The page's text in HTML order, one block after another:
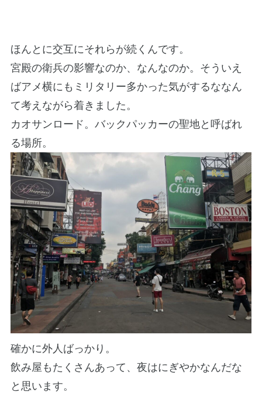
ほんとに交互にそれらが続くんです。
宮殿の衛兵の影響なのか、なんなのか。そういえ
ばアメ横にもミリタリー多かった気がするななん
て考えながら着きました。
カオサンロード。バックパッカーの聖地と呼ばれ
る場所。
確かに外人ばっかり。
飲み屋もたくさんあって、夜はにぎやかなんだな
と思います。